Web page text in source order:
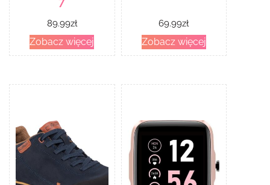
89.99zł
Zobacz więcej
69.99zł
Zobacz więcej